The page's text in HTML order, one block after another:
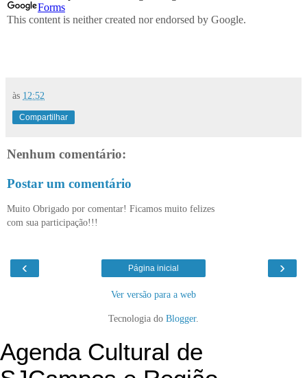
às 12:52
Compartilhar
Nenhum comentário:
Postar um comentário
Muito Obrigado por comentar! Ficamos muito felizes
com sua participação!!!
‹ ›
Página inicial
Ver versão para a web
Tecnologia do Blogger.
Agenda Cultural de